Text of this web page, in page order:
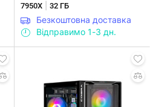
7950X
32 ГБ
Безкоштовна доставка
Відправимо 1-3 дн.